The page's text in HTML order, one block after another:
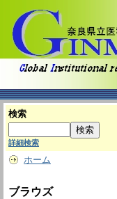
検索
詳細検索
ホーム
ブラウズ